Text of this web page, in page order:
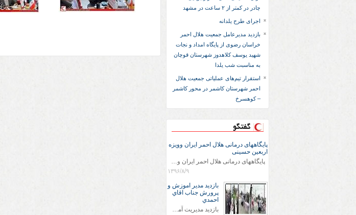
چادر در کمتر از ۲ ساعت در مشهد
اجرای طرح یلدانه
بازدید مدیرعامل جمعیت هلال احمر
خراسان رضوی از پایگاه امداد و نجات
شهید یوسف کلاهدوز شهرستان قوچان
به مناسبت شب یلدا
استقرار تیم‌های عملیاتی جمعیت هلال
احمر شهرستان کاشمر در محور کاشمر
– کوهسرخ
گفتگو
پایگاههای درمانی هلال احمر ایران وویزه
اربعین حسینی
پایگاههای درمانی هلال احمر ایران وویزه اربعین حسینی
۱۳۹۶/۸/۹
بازديد مدير اموزش و
پرورش جناب اقاي
احمدي
بازديد مديريت آموزش و پروش جناب اقاي احمدي به همراه اعضاي ستاد اسكان آموزش و پروش شهرستان سرخس در ساعت 11:30 در مورخه 11/1/1394 صورت گرفت و مسئولین با حضور در پست مسافرين نوروزی كه جمعیت هلال احمر شهرستان از نزدیک در جریان روند اجرای طرح های قرار گرفتند .